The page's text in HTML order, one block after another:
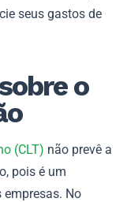
seus gastos de
o
(CLT) não prevê a
pois é um
No